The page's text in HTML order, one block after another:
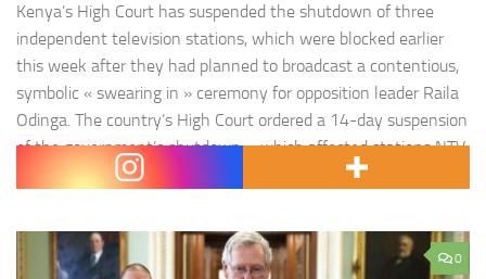
Kenya’s High Court has suspended the shutdown of three
independent television stations, which were blocked earlier
this week after they had planned to broadcast a contentious,
symbolic « swearing in » ceremony for opposition leader Raila
Odinga. The country’s High Court ordered a 14-day suspension
of the government’s shutdown – which affected stations NTV,
Citizen and KTN…
0